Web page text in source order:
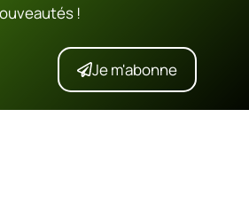
!
Je m'abonne